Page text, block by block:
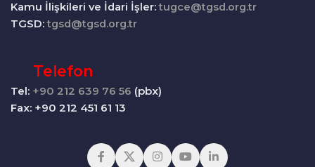
Kamu İlişkileri ve İdari İşler:tugce@tgsd.org.tr
TGSD:tgsd@tgsd.org.tr
Telefon
Tel: +90 212 639 76 56 (pbx)
Fax: +90 212 451 61 13